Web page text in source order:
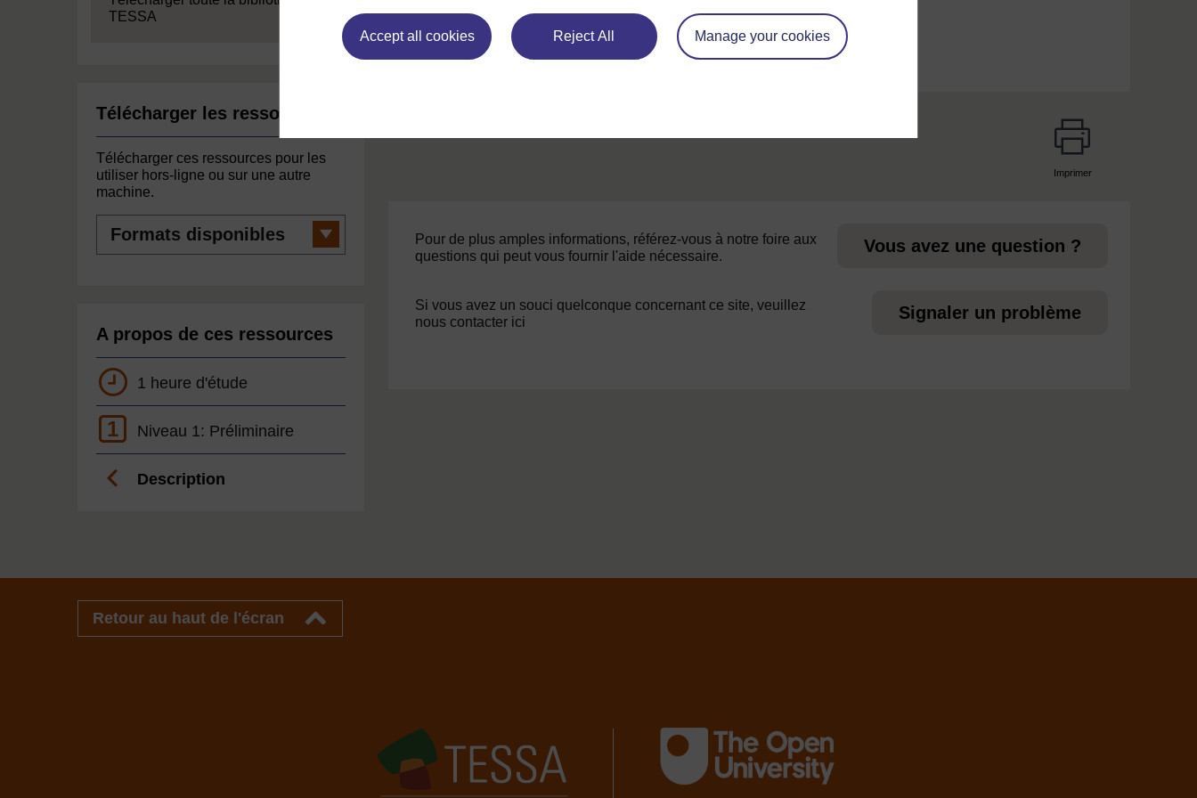
Accept all cookies Reject All Manage your cookies
TESSA
Télécharger les ressources
Télécharger ces ressources pour les
utiliser hors-ligne ou sur une autre
machine.
disponibles
A propos de ces ressources
1 heure d'étude
1 Niveau 1: Préliminaire
Description
Ressource 1 : Un conflit de famille
Imprimer
Pour de plus amples informations, référez-vous à notre foire aux
questions qui peut vous fournir l'aide nécessaire.
Vous avez une question ?
Si vous avez un souci quelconque concernant ce site, veuillez
nous contacter ici
Signaler un problème
Retour au haut de l'écran